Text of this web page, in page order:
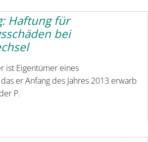
Haftung für
bei
ist Eigentümer eines
er Anfang des Jahres 2013 erwarb
P.